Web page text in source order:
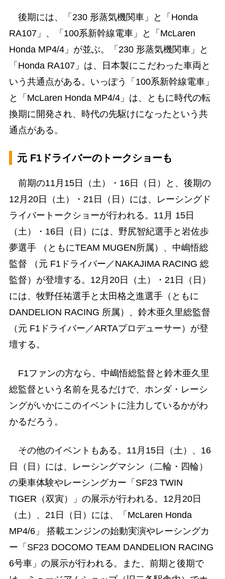
後期には、「230 形蒸気機関車」と「Honda
RA107」、「100系新幹線電車」と「McLaren
Honda MP4/4」が並ぶ。「230 形蒸気機関車」と
「Honda RA107」は、日本製にこだわった車両と
いう共通点がある。いっぽう「100系新幹線電車」
と「McLaren Honda MP4/4」は、ともに時代の転
換期に開発され、時代の先駆けになったという共
通点がある。
元 F1ドライバーのトークショーも
前期の11月15日（土）・16日（日）と、後期の
12月20日（土）・21日（日）には、レーシングド
ライバートークショーが行われる。11月 15日
（土）・16日（日）には、野尻智紀選手と岩佐歩
夢選手 （ともにTEAM MUGEN所属）、中嶋悟総
監督 （元 F1ドライバー／NAKAJIMA RACING 総
監督）が登壇する。12月20日（土）・21日（日）
には、牧野任祐選手と太田格之進選手（ともに
DANDELION RACING 所属）、鈴木亜久里総監督
（元 F1ドライバー／ARTAプロデューサー）が登
壇する。
F1ファンの方なら、中嶋悟総監督と鈴木亜久里
総監督という名前を見るだけで、ホンダ・レーシ
ングがいかにこのイベントに注力しているかがわ
かるだろう。
その他のイベントもある。11月15日（土）、16
日（日）には、レーシングマシン（二輪・四輪）
の乗車体験やレーシングカー「SF23 TWIN
TIGER（双寅）」の展示が行われる。12月20日
（土）、21日（日）には、「McLaren Honda
MP4/6」 搭載エンジンの始動実演やレーシングカ
ー「SF23 DOCOMO TEAM DANDELION RACING
6号車」の展示が行われる。また、前期と後期で